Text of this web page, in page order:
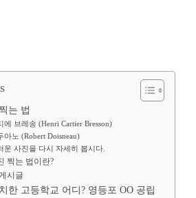
는 법
에 브레송 (Henri Cartier Bresson)
아노 (Robert Doisneau)
운 사진을 다시 자세히 봅시다.
찍는 법이란?
시글
한 고등학교 어디? 영등포 OO 공립